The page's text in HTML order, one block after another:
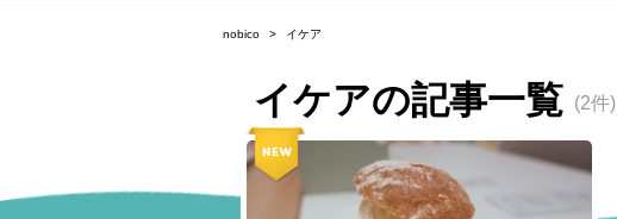
nobico イケア
イケアの記事一覧 (2件)